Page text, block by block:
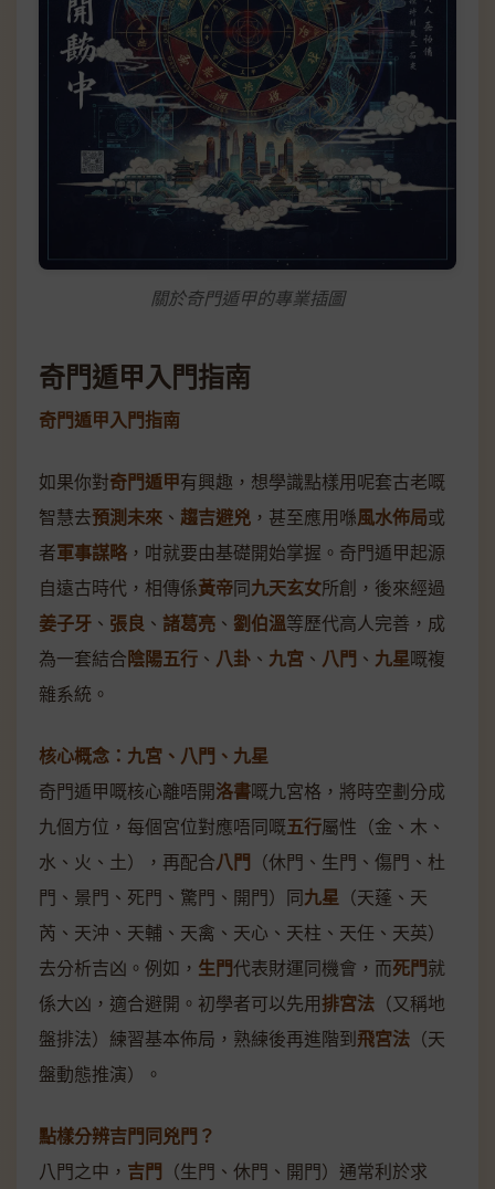
關於奇門遁甲的專業插圖
奇門遁甲入門指南
奇門遁甲入門指南
如果你對奇門遁甲有興趣，想學識點樣用呢套古老嘅
智慧去預測未來 、 趨吉避兇 ，甚至應用喺風水佈局或
者軍事謀略 ，咁就要由基礎開始掌握。奇門遁甲起源
自遠古時代，相傳係黃帝同九天玄女所創，後來經過
姜子牙 、 張良 、 諸葛亮 、 劉伯溫等歷代高人完善，成
為一套結合陰陽五行 、 八卦 、 九宮 、 八門 、 九星嘅複
雜系統。
核心概念：九宮、八門、九星
奇門遁甲嘅核心離唔開洛書嘅九宮格，將時空劃分成
九個方位，每個宮位對應唔同嘅五行屬性（金、木、
水、火、土），再配合八門 （休門、生門、傷門、杜
門、景門、死門、驚門、開門）同九星 （天蓬、天
芮、天沖、天輔、天禽、天心、天柱、天任、天英）
去分析吉凶。例如， 生門代表財運同機會，而死門就
係大凶，適合避開。初學者可以先用排宮法 （又稱地
盤排法）練習基本佈局，熟練後再進階到飛宮法 （天
盤動態推演）。
點樣分辨吉門同兇門？
八門之中， 吉門 （生門、休門、開門）通常利於求